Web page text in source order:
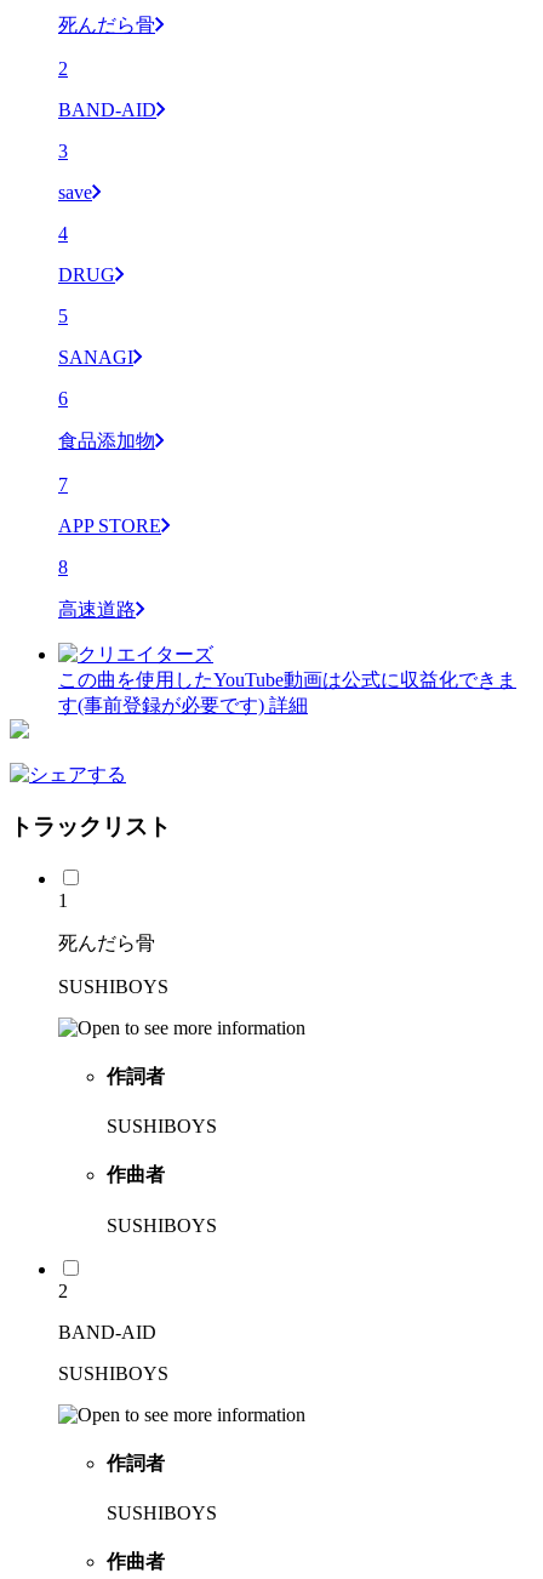
死んだら骨
2
BAND-AID
3
save
4
DRUG
5
SANAGI
6
食品添加物
7
APP STORE
8
高速道路
この曲を使用したYouTube動画は公式に収益化できま
す(事前登録が必要です) 詳細
トラックリスト
1
死んだら骨
SUSHIBOYS
作詞者
SUSHIBOYS
作曲者
SUSHIBOYS
2
BAND-AID
SUSHIBOYS
作詞者
SUSHIBOYS
作曲者